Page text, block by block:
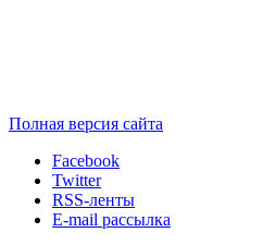
Полная версия сайта
Facebook
Twitter
RSS-ленты
E-mail рассылка